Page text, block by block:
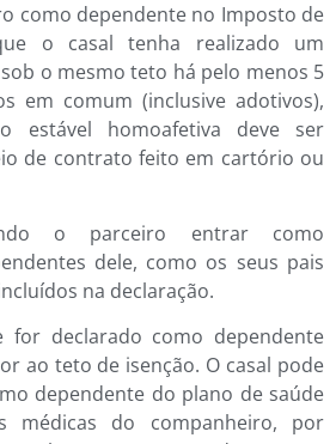
como dependente no Imposto de
o casal tenha realizado um
o mesmo teto há pelo menos 5
em comum (inclusive adotivos),
estável homoafetiva deve ser
de contrato feito em cartório ou
o parceiro entrar como
dele, como os seus pais
na declaração.
for declarado como dependente
ao teto de isenção. O casal pode
dependente do plano de saúde
médicas do companheiro, por